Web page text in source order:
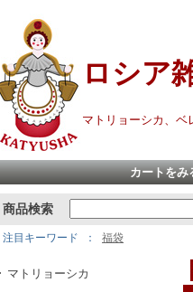
ロシア
マトリョーシカ、ベ
カートをみ
商品検索
注目キーワード 福袋
マトリョーシカ